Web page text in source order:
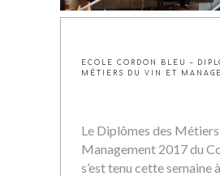
ECOLE CORDON BLEU –
MÉTIERS DU VIN ET
Le Diplômes des
Management 2017 du
s’est tenu cette semaine